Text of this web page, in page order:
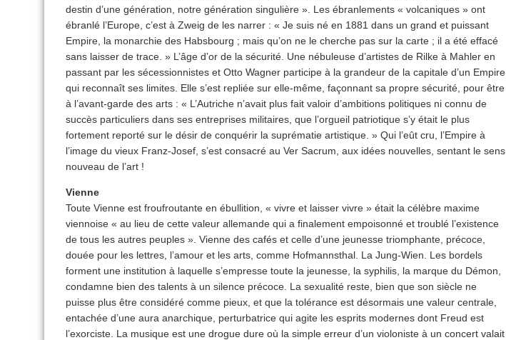
destin d’une génération, notre génération singulière ». Les ébranlements « volcaniques » ont
ébranlé l’Europe, c’est à Zweig de les narrer : « Je suis né en 1881 dans un grand et puissant
Empire, la monarchie des Habsbourg ; mais qu’on ne le cherche pas sur la carte ; il a été effacé
sans laisser de trace. » L’âge d’or de la sécurité. Une nébuleuse d’artistes de Rilke à Mahler en
passant par les sécessionnistes et Otto Wagner participe à la grandeur de la capitale d’un Empire
qui reconnaît ses limites. Elle s’est repliée sur elle-même, façonnant sa propre sécurité, pour être
à l’avant-garde des arts : « L’Autriche n’avait plus fait valoir d’ambitions politiques ni connu de
succès particuliers dans ses entreprises militaires, que l’orgueil patriotique s’y était le plus
fortement reporté sur le désir de conquérir la suprématie artistique. » Qui l’eût cru, l’Empire à
l’image du vieux Franz-Josef, s’est consacré au Ver Sacrum, aux idées nouvelles, sentant le sens
nouveau de l’art !
Vienne
Toute Vienne est froufroutante en ébullition, « vivre et laisser vivre » était la célèbre maxime
viennoise « au lieu de cette valeur allemande qui a finalement empoisonné et troublé l’existence
de tous les autres peuples ». Vienne des cafés et celle d’une jeunesse triomphante, précoce,
douée pour les lettres, l’amour et les arts, comme Hofmannsthal. La Jung-Wien. Les bordels
forment une institution à laquelle s’empresse toute la jeunesse, la syphilis, la marque du Démon,
condamne bien des talents à un silence précoce. La sexualité reste, bien que son siècle ne
puisse plus être considéré comme pieux, et que la tolérance est désormais une valeur centrale,
entachée d’une aura anarchique, perturbatrice qui agite les esprits modernes dont Freud est
l’exorciste. La musique est une drogue dure où la simple erreur d’un violoniste à un concert valait